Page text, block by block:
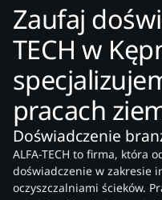
Zaufaj
TECH w
pracach
Doświadczenie
ALFA-TECH to firma, która
doświadczenie w zakresie
oczyszczalniami ścieków.